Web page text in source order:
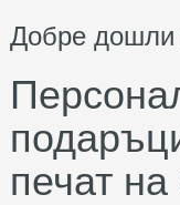
Добре дошли
печат